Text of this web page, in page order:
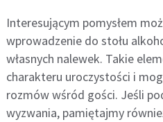
Interesującym pomysłem
wprowadzenie do stołu
własnych nalewek. Takie
charakteru uroczystości i
rozmów wśród gości. Jeśli
wyzwania, pamiętajmy